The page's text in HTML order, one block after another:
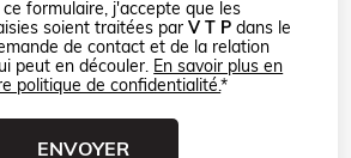
formulaire, j'accepte que les
soient traitées parV T P dans le
de contact et de la relation
peut en découler. En savoir plus en
politique de confidentialité.*